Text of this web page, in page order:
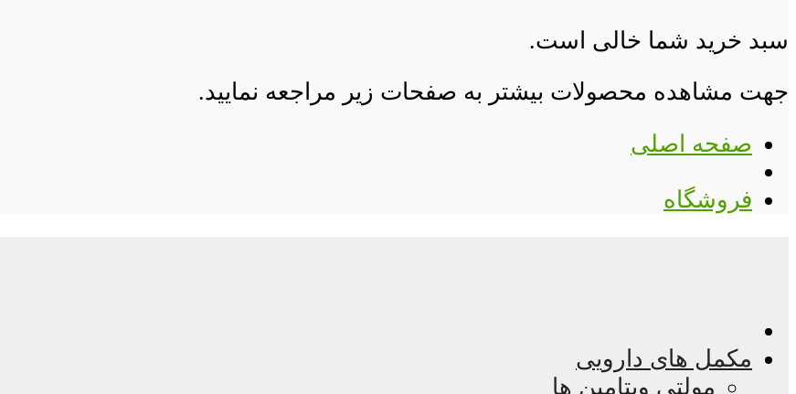
سبد خرید شما خالی است.
جهت مشاهده محصولات بیشتر به صفحات زیر مراجعه نمایید.
صفحه اصلی
فروشگاه
مکمل های دارویی
مولتی ویتامین ها